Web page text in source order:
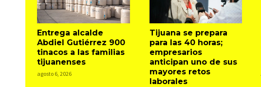
Entrega alcalde
Abdiel Gutiérrez 900
tinacos a las familias
tijuanenses
agosto 6, 2026
Tijuana se prepara
para las 40 horas;
empresarios
anticipan uno de sus
mayores retos
laborales